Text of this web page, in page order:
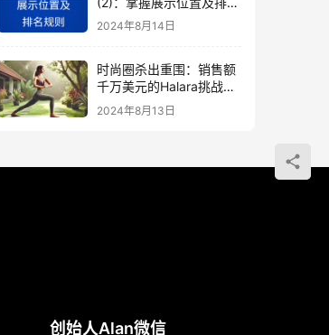
规则
2024年8月14日
时尚圈杀出重围：销售额
千万美元的Halara挑战
SHEIN成新时尚巨头
（上）
2024年8月13日
创始人Alan微信